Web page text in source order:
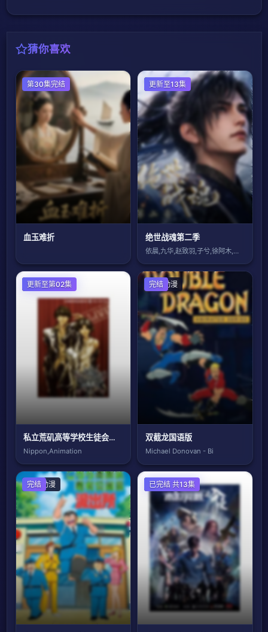
猜你喜欢
国产动漫
第30集完结
血玉难折
国产动漫
更新至13集
绝世战魂第二季
依晨,九华,赵致羽,子兮,徐阿木,月半小
日本动漫
更新至第02集
私立荒矶高等学校生徒会执行部
Nippon,Animation
欧美动漫
完结
双截龙国语版
Michael Donovan - Bi
日本动漫
完结 国产动漫
已完结 共13集